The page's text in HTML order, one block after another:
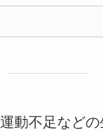
動不足などの